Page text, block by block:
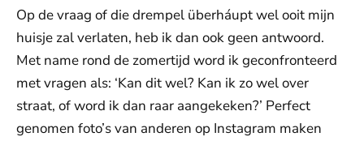
Op de vraag of die drempel überháupt wel ooit mijn
huisje zal verlaten, heb ik dan ook geen antwoord.
Met name rond de zomertijd word ik geconfronteerd
met vragen als: ‘Kan dit wel? Kan ik zo wel over
straat, of word ik dan raar aangekeken?’ Perfect
genomen foto’s van anderen op Instagram maken